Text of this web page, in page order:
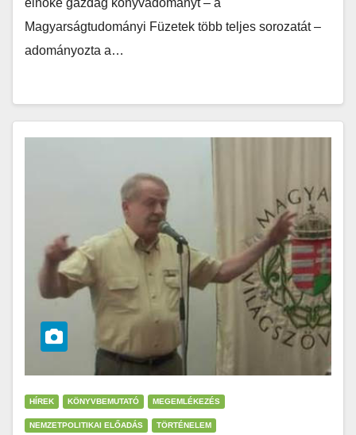
elnöke gazdag könyvadományt – a
Magyarságtudományi Füzetek több teljes sorozatát –
adományozta a…
HÍREK KÖNYVBEMUTATÓ MEGEMLÉKEZÉS
NEMZETPOLITIKAI ELŐADÁS TÖRTÉNELEM